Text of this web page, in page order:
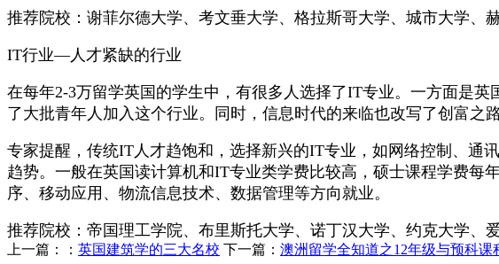
推荐院校：谢菲尔德大学、考文垂大学、格拉斯哥大学、城市大学、
IT行业—人才紧缺的行业
在每年2-3万留学英国的学生中，有很多人选择了IT专业。一方面是
了大批青年人加入这个行业。同时，信息时代的来临也改写了创富之
专家提醒，传统IT人才趋饱和，选择新兴的IT专业，如网络控制、通
趋势。一般在英国读计算机和IT专业类学费比较高，硕士课程学费每
序、移动应用、物流信息技术、数据管理等方向就业。
推荐院校：帝国理工学院、布里斯托大学、诺丁汉大学、约克大学、
上一篇：： 英国建筑学的三大名校 下一篇： 澳洲留学全知道之12年级与预科课